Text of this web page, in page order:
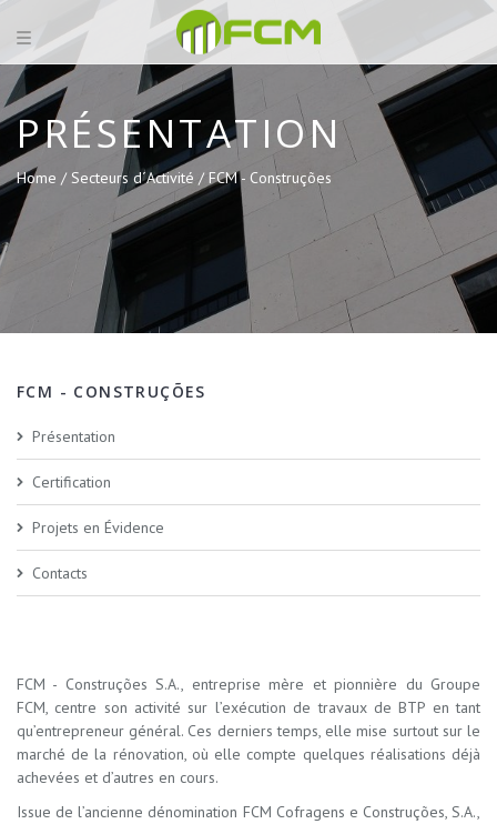
PRÉSENTATION
Home / Secteurs d´Activité / FCM - Construções
FCM - CONSTRUÇÕES
Présentation
Certification
Projets en Évidence
Contacts
FCM - Construções S.A., entreprise mère et pionnière du Groupe
FCM, centre son activité sur l’exécution de travaux de BTP en tant
qu’entrepreneur général. Ces derniers temps, elle mise surtout sur le
marché de la rénovation, où elle compte quelques réalisations déjà
achevées et d’autres en cours.
Issue de l’ancienne dénomination FCM Cofragens e Construções, S.A.,